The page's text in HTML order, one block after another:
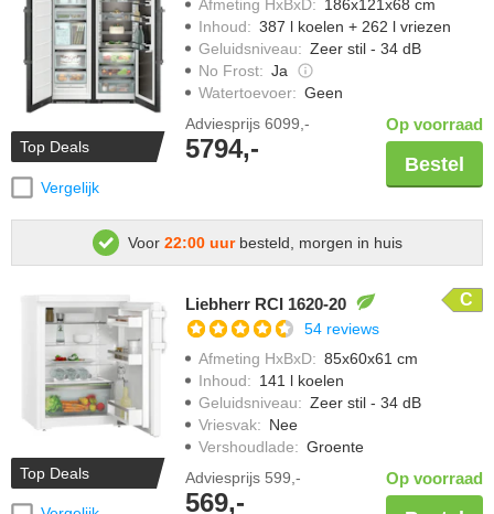
Top Deals
Vergelijk
Afmeting HxBxD: 186x121x68 cm
Inhoud: 387 l koelen + 262 l vriezen
Geluidsniveau: Zeer stil - 34 dB
No Frost: Ja
Watertoevoer: Geen
Adviesprijs 6099,-
5794,-
Op voorraad
Bestel
Voor 22:00 uurbesteld, morgen in huis
Top Deals
Liebherr RCI 1620-20 C
54 reviews
Afmeting HxBxD: 85x60x61 cm
Inhoud: 141 l koelen
Geluidsniveau: Zeer stil - 34 dB
Vriesvak: Nee
Vershoudlade: Groente
Adviesprijs 599,-
569,-
Op voorraad